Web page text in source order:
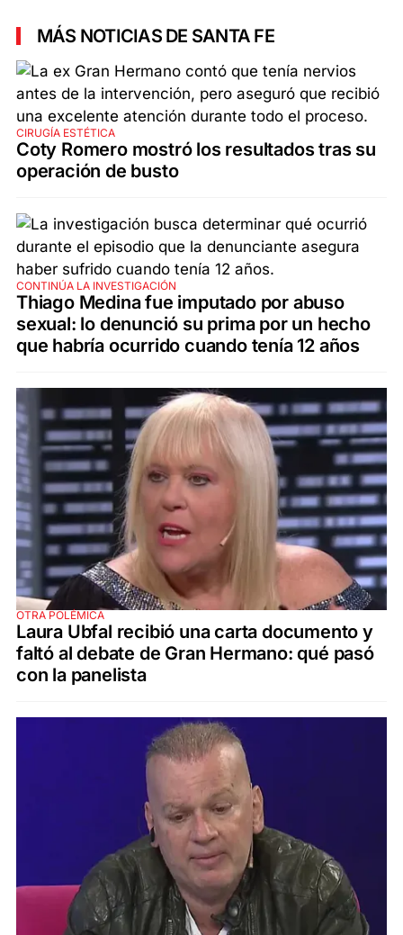
MÁS NOTICIAS DE SANTA FE
CIRUGÍA ESTÉTICA
Coty Romero mostró los resultados tras su
operación de busto
CONTINÚA LA INVESTIGACIÓN
Thiago Medina fue imputado por abuso
sexual: lo denunció su prima por un hecho
que habría ocurrido cuando tenía 12 años
OTRA POLÉMICA
Laura Ubfal recibió una carta documento y
faltó al debate de Gran Hermano: qué pasó
con la panelista